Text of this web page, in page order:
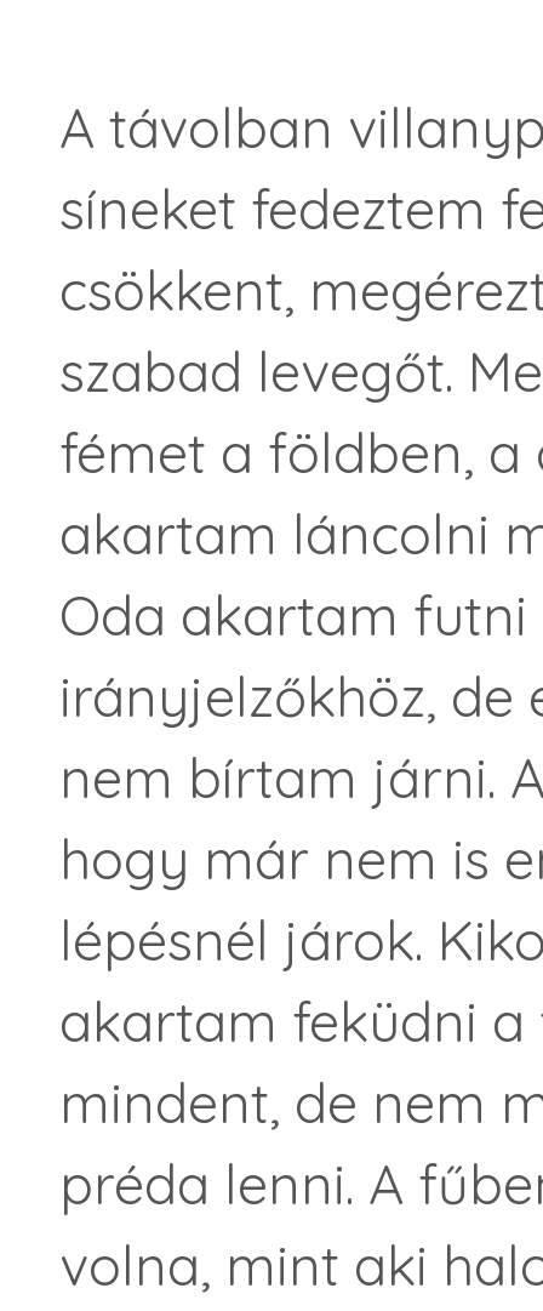
A távolban
síneket fedeztem
csökkent,
szabad levegőt.
fémet a földben, a
akartam láncolni
Oda akartam futni
irányjelzőkhöz, de
nem bírtam járni.
hogy már nem is
lépésnél járok.
akartam feküdni
mindent, de nem
préda lenni. A
volna, mint aki